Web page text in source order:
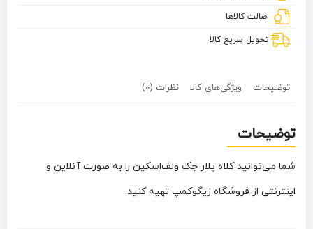
اصالت کالاها
تحویل سریع کالا
توضیحات ویژگی‌های کالا نظرات (0)
توضیحات
شما می‌توانید کلاه پلار جک ولف‌اسکین را به صورت آنلاین و
اینترنتی از فروشگاه زیگوکمپ تهیه کنید.